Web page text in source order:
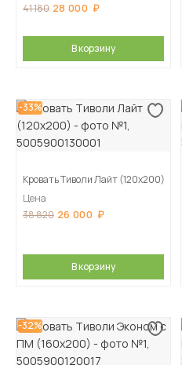
41 180 28 000
В корзину
-33%
Кровать Тиволи Лайт (120х200)
Цена
38 820 26 000
В корзину
-32%